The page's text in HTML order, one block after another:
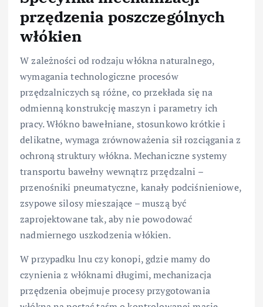
przędzenia poszczególnych
włókien
W zależności od rodzaju włókna naturalnego,
wymagania technologiczne procesów
przędzalniczych są różne, co przekłada się na
odmienną konstrukcję maszyn i parametry ich
pracy. Włókno bawełniane, stosunkowo krótkie i
delikatne, wymaga zrównoważenia sił rozciągania z
ochroną struktury włókna. Mechaniczne systemy
transportu bawełny wewnątrz przędzalni –
przenośniki pneumatyczne, kanały podciśnieniowe,
zsypowe silosy mieszające – muszą być
zaprojektowane tak, aby nie powodować
nadmiernego uszkodzenia włókien.
W przypadku lnu czy konopi, gdzie mamy do
czynienia z włóknami długimi, mechanizacja
przędzenia obejmuje procesy przygotowania